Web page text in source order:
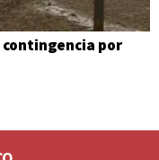
por